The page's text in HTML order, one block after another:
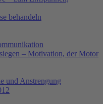
behandeln
– Motivation, der Motor
und Anstrengung